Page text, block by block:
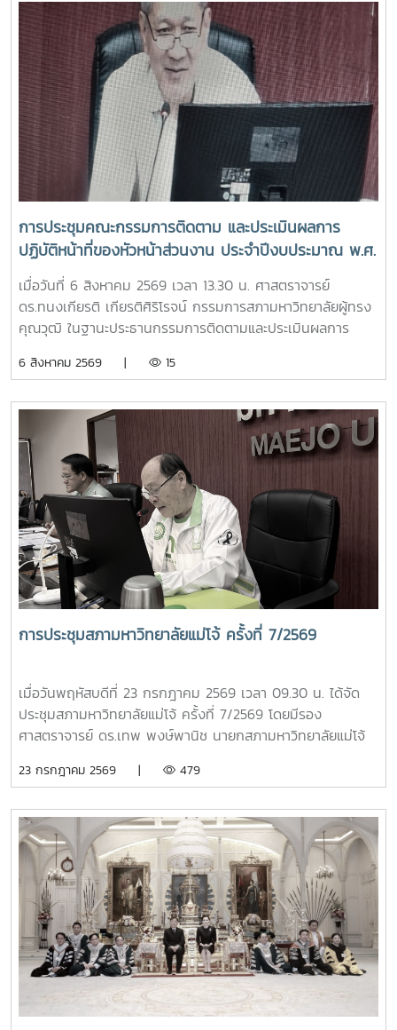
การประชุมคณะกรรมการติดตาม และประเมินผลการ
ปฏิบัติหน้าที่ของหัวหน้าส่วนงาน ประจำปีงบประมาณ พ.ศ.
2569 ครั้งที่ 3/2569
เมื่อวันที่ 6 สิงหาคม 2569 เวลา 13.30 น. ศาสตราจารย์
ดร.ทนงเกียรติ เกียรติศิริโรจน์ กรรมการสภามหาวิทยาลัยผู้ทรง
คุณวุฒิ ในฐานะประธานกรรมการติดตามและประเมินผลการ
เป็นประธานการประชุมคณะกรรมการติดตามและประเมินผลการ
สภามหาวิทยาลัย ชั้น 5 อาคารสำนักงานมหาวิทยาลัย 2
มหาวิทยาลัยแม่โจ้ ในการประชุมครั้งนี้ มีคณะกรรมการเข้าร่วม
ประชุม ประกอบด้วย ผู้ช่วยศาสตราจารย์ ดร.สุริยจรัส เตชะตัน
มีนสกุล รองอธิการบดี (ผู้แทนอธิการบดี) ผู้ช่วยศาสตราจารย์
ดร.ชนาพร ขันธบุตร รองศาสตราจารย์ ว่าที่ร้อยตรี ดร.จงกล
พรมยะ ผู้ช่วยศาสตราจารย์ ดร.พิมพ์ชนก สังข์แก้ว ประธาน
สภาพนักงาน และผู้ช่วยศาสตราจารย์ ดร.ปรีดา ศรีนฤวรรณ ผู้
ช่วยอธิการบดี ปฏิบัติหน้าที่เลขานุการคณะกรรมการฯ โดยมีผู้
อำนวยการกองเลขานุการสภามหาวิทยาลัย และหัวหน้างานสรรหา
ติดตามและประเมินผล ปฏิบัติหน้าที่ผู้ช่วยเลขานุการ การประชุม
ดังกล่าวจัดขึ้นเพื่อดำเนินการติดตามและประเมินผลการปฏิบัติ
หน้าที่ของหัวหน้าส่วนงานตามกรอบและหลักเกณฑ์ที่มหาวิทยาลัย
ประสิทธิภาพ โปร่งใส และบรรลุเป้าหมายตามนโยบายของ
มหาวิทยาลัย
6 สิงหาคม 2569 | 15
การประชุมสภามหาวิทยาลัยแม่โจ้ ครั้งที่ 7/2569
เมื่อวันพฤหัสบดีที่ 23 กรกฎาคม 2569 เวลา 09.30 น. ได้จัด
ประชุมสภามหาวิทยาลัยแม่โจ้ ครั้งที่ 7/2569 โดยมีรอง
ศาสตราจารย์ ดร.เทพ พงษ์พานิช นายกสภามหาวิทยาลัยแม่โจ้
อาคารสำนักงานมหาวิทยาลัย 2 มหาวิทยาลัยแม่โจ้ และจัดประชุม
23 กรกฎาคม 2569 | 479